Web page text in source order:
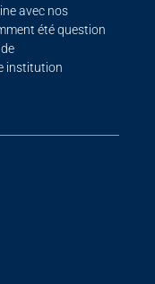
avec nos
été question
institution